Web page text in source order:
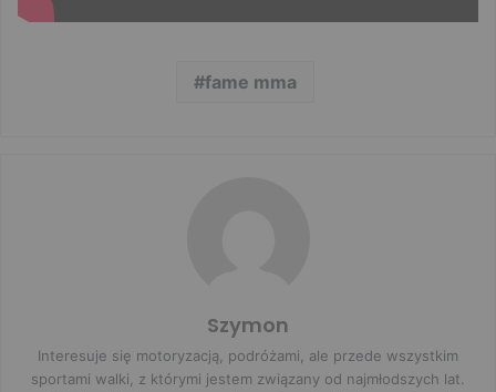
fame mma
Szymon
Interesuje się motoryzacją, podróżami, ale przede wszystkim
sportami walki, z którymi jestem związany od najmłodszych lat.